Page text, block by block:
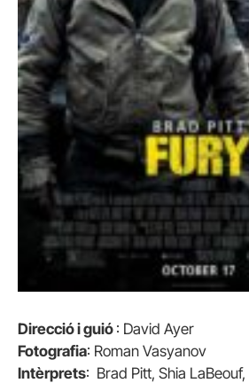
Direcció i guió : David Ayer
Fotografia: Roman Vasyanov
Intèrprets: Brad Pitt, Shia